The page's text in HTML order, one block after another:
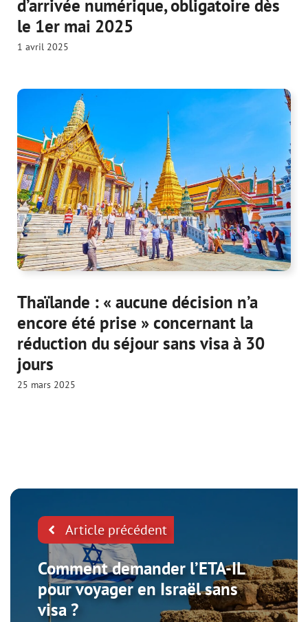
d’arrivée numérique, obligatoire dès
le 1er mai 2025
1 avril 2025
Thaïlande : « aucune décision n’a
encore été prise » concernant la
réduction du séjour sans visa à 30
jours
25 mars 2025
Article précédent
Comment demander l’ETA-IL
pour voyager en Israël sans
visa ?